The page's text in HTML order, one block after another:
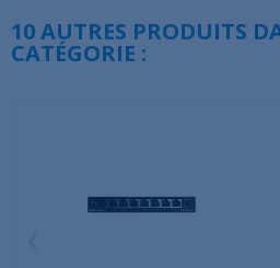
10 AUTRES PRODUITS
CATÉGORIE :